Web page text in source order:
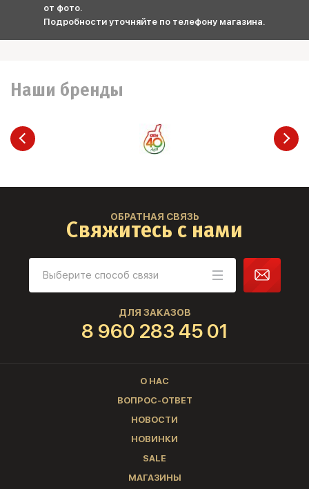
от фото.
Подробности уточняйте по телефону магазина.
Наши бренды
ОБРАТНАЯ СВЯЗЬ
Свяжитесь с нами
ДЛЯ ЗАКАЗОВ
8 960 283 45 01
О НАС
ВОПРОС-ОТВЕТ
НОВОСТИ
НОВИНКИ
SALE
МАГАЗИНЫ